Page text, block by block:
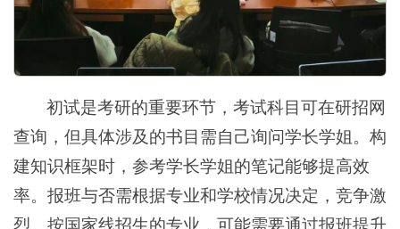
初试是考研的重要环节，考试科目可在研招网
查询，但具体涉及的书目需自己询问学长学姐。构
建知识框架时，参考学长学姐的笔记能够提高效
率。报班与否需根据专业和学校情况决定，竞争激
烈、按国家线招生的专业，可能需要通过报班提升